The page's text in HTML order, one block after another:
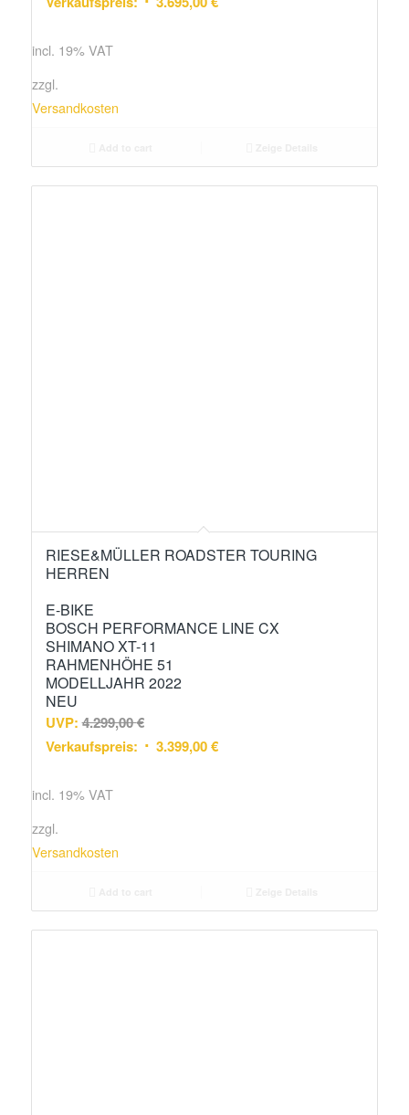
incl. 19% VAT
zzgl.
Versandkosten
RIESE&MÜLLER ROADSTER TOURING
HERREN
E-BIKE
BOSCH PERFORMANCE LINE CX
SHIMANO XT-11
RAHMENHÖHE 51
MODELLJAHR 2022
NEU
UVP: 4.299,00€
Verkaufspreis:
3.399,00€
incl. 19% VAT
zzgl.
Versandkosten